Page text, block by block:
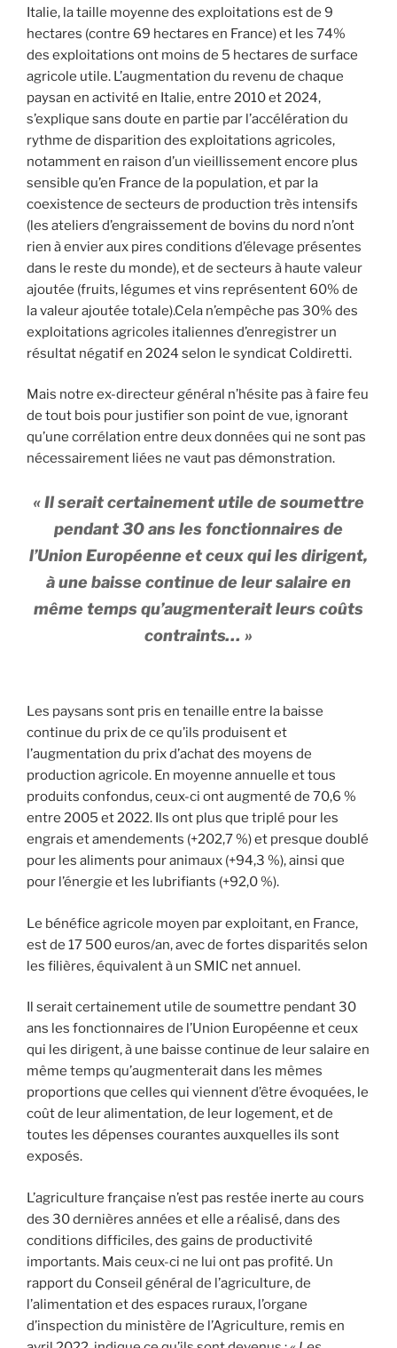
Italie, la taille moyenne des exploitations est de 9
hectares (contre 69 hectares en France) et les 74%
des exploitations ont moins de 5 hectares de surface
agricole utile. L’augmentation du revenu de chaque
paysan en activité en Italie, entre 2010 et 2024,
s’explique sans doute en partie par l’accélération du
rythme de disparition des exploitations agricoles,
notamment en raison d’un vieillissement encore plus
sensible qu’en France de la population, et par la
coexistence de secteurs de production très intensifs
(les ateliers d’engraissement de bovins du nord n’ont
rien à envier aux pires conditions d’élevage présentes
dans le reste du monde), et de secteurs à haute valeur
ajoutée (fruits, légumes et vins représentent 60% de
la valeur ajoutée totale).Cela n’empêche pas 30% des
exploitations agricoles italiennes d’enregistrer un
résultat négatif en 2024 selon le syndicat Coldiretti.
Mais notre ex-directeur général n’hésite pas à faire feu
de tout bois pour justifier son point de vue, ignorant
qu’une corrélation entre deux données qui ne sont pas
nécessairement liées ne vaut pas démonstration.
« Il serait certainement utile de soumettre
pendant 30 ans les fonctionnaires de
l’Union Européenne et ceux qui les dirigent,
à une baisse continue de leur salaire en
même temps qu’augmenterait leurs coûts
contraints… »
Les paysans sont pris en tenaille entre la baisse
continue du prix de ce qu’ils produisent et
l’augmentation du prix d’achat des moyens de
production agricole. En moyenne annuelle et tous
produits confondus, ceux-ci ont augmenté de 70,6 %
entre 2005 et 2022. Ils ont plus que triplé pour les
engrais et amendements (+202,7 %) et presque doublé
pour les aliments pour animaux (+94,3 %), ainsi que
pour l’énergie et les lubrifiants (+92,0 %).
Le bénéfice agricole moyen par exploitant, en France,
est de 17 500 euros/an, avec de fortes disparités selon
les filières, équivalent à un SMIC net annuel.
Il serait certainement utile de soumettre pendant 30
ans les fonctionnaires de l’Union Européenne et ceux
qui les dirigent, à une baisse continue de leur salaire en
même temps qu’augmenterait dans les mêmes
proportions que celles qui viennent d’être évoquées, le
coût de leur alimentation, de leur logement, et de
toutes les dépenses courantes auxquelles ils sont
exposés.
L’agriculture française n’est pas restée inerte au cours
des 30 dernières années et elle a réalisé, dans des
conditions difficiles, des gains de productivité
importants. Mais ceux-ci ne lui ont pas profité. Un
rapport du Conseil général de l’agriculture, de
l’alimentation et des espaces ruraux, l’organe
d’inspection du ministère de l’Agriculture, remis en